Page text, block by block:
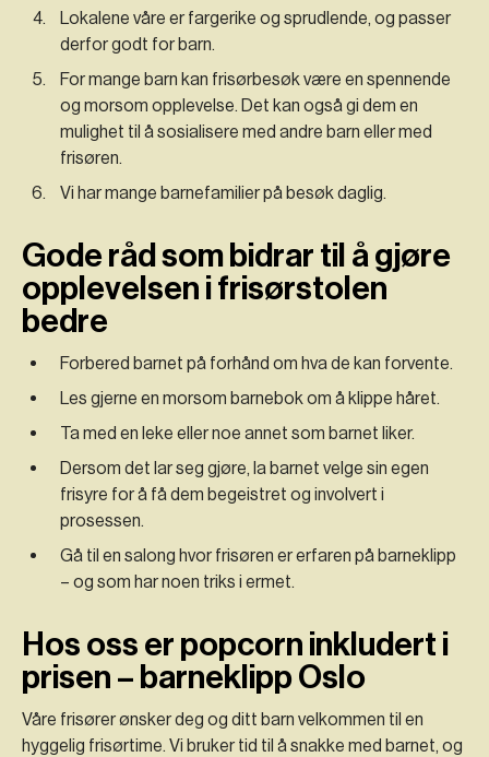
Lokalene våre er fargerike og sprudlende, og passer
derfor godt for barn.
For mange barn kan frisørbesøk være en spennende
og morsom opplevelse. Det kan også gi dem en
mulighet til å sosialisere med andre barn eller med
frisøren.
Vi har mange barnefamilier på besøk daglig.
Gode råd som bidrar til å gjøre
opplevelsen i frisørstolen
bedre
Forbered barnet på forhånd om hva de kan forvente.
Les gjerne en morsom barnebok om å klippe håret.
Ta med en leke eller noe annet som barnet liker.
Dersom det lar seg gjøre, la barnet velge sin egen
frisyre for å få dem begeistret og involvert i
prosessen.
Gå til en salong hvor frisøren er erfaren på barneklipp
– og som har noen triks i ermet.
Hos oss er popcorn inkludert i
prisen – barneklipp Oslo
Våre frisører ønsker deg og ditt barn velkommen til en
hyggelig frisørtime. Vi bruker tid til å snakke med barnet, og